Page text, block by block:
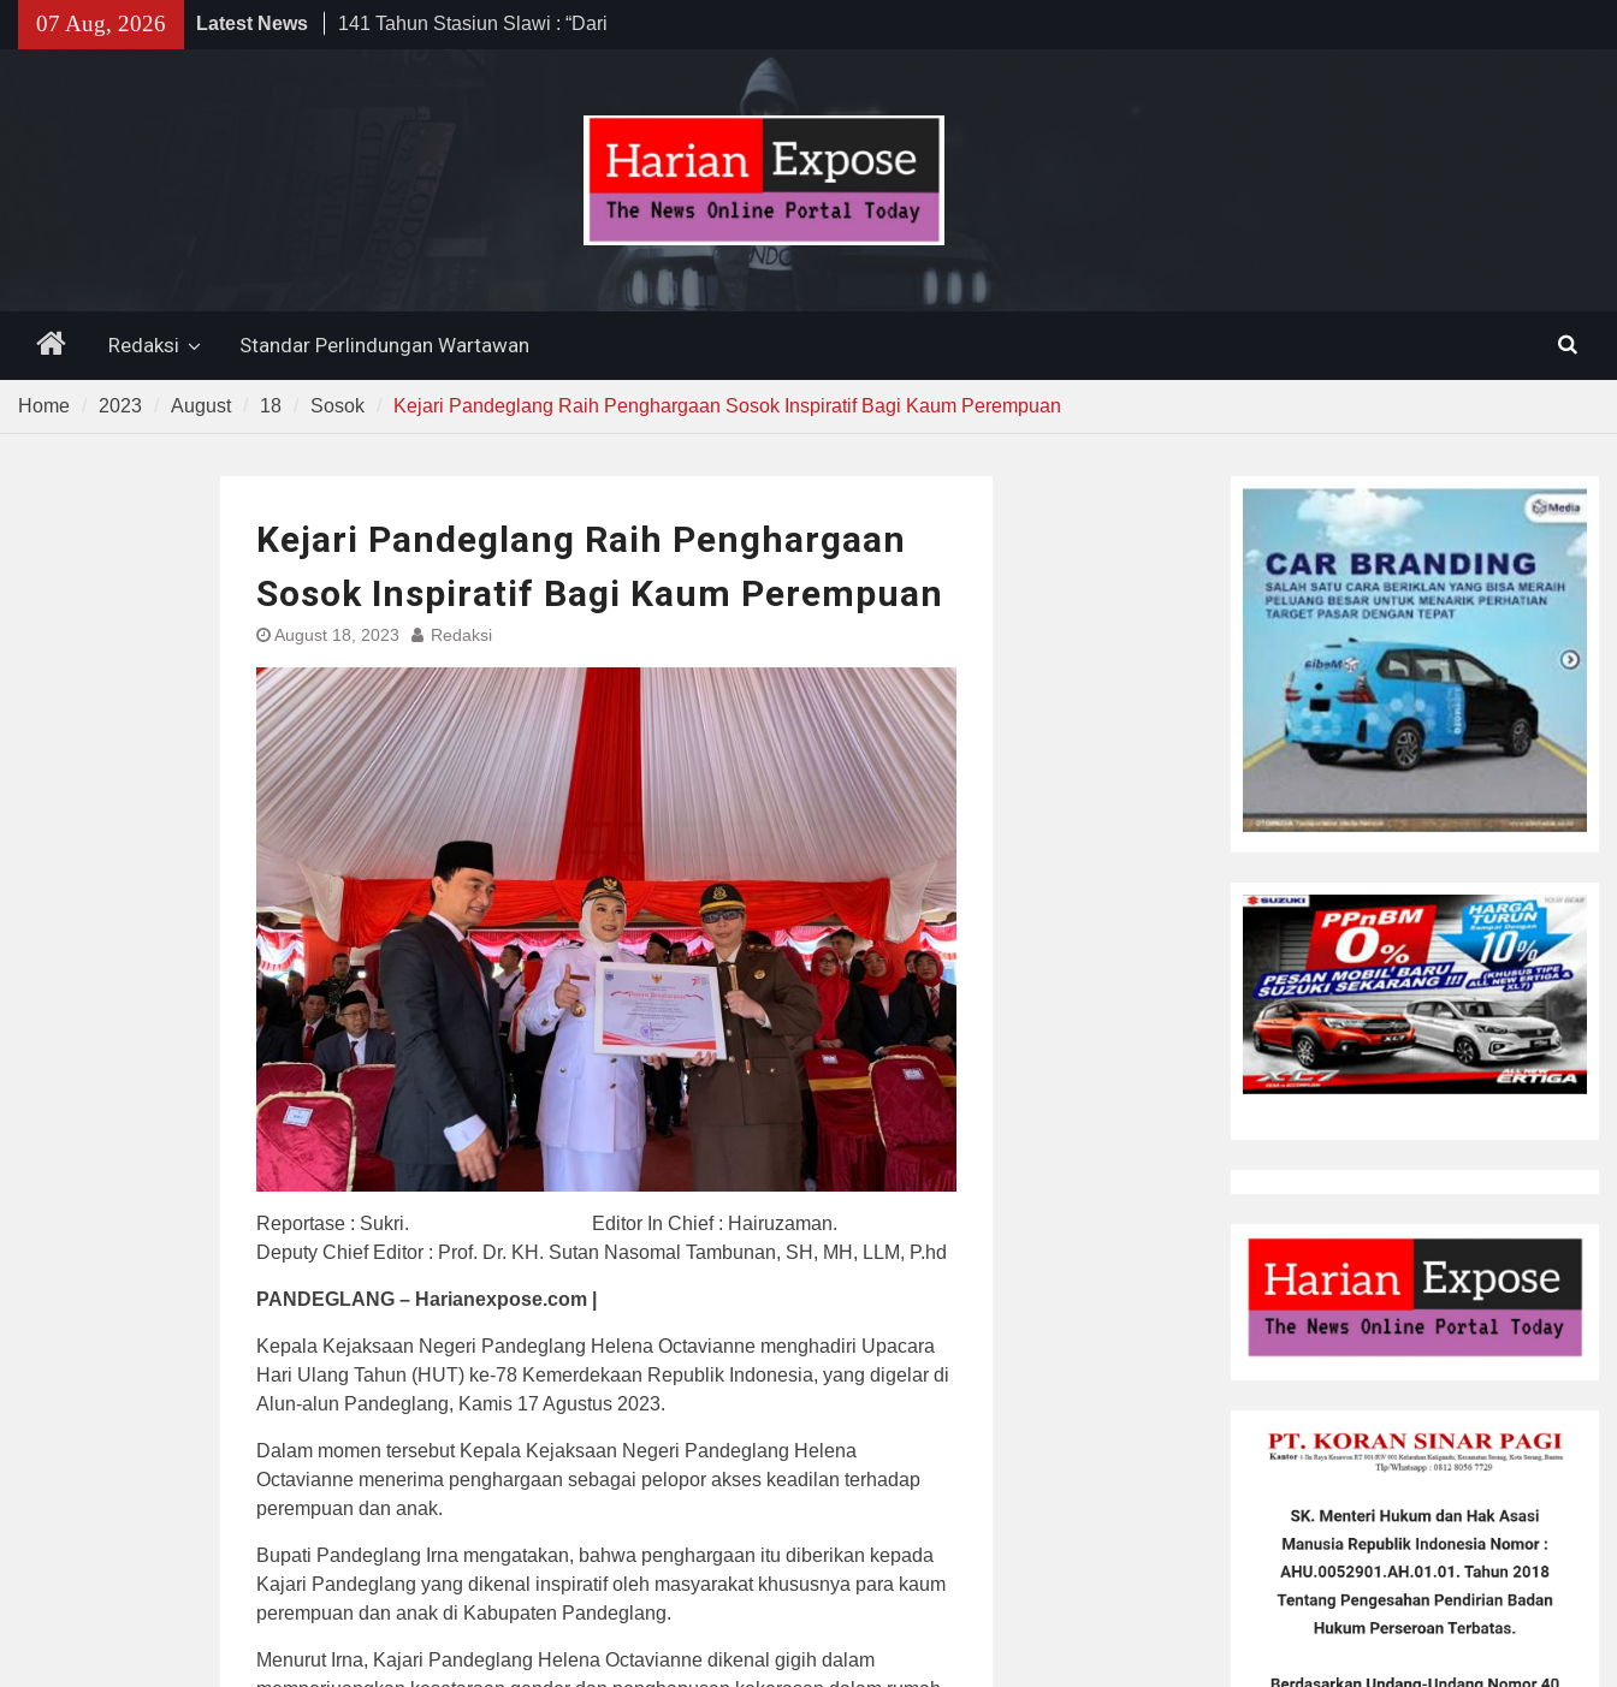
07 Aug, 2026 Latest News
141 Tahun Stasiun Slawi : “Dari
Pemkot Cilegon Dorong Efisiensi
Filosofi Memukul Bedug Sebelum
HomeRedaksi Standar Perlindungan Wartawan
Home 2023 August 18 Sosok Kejari Pandeglang Raih Penghargaan Sosok Inspiratif Bagi Kaum Perempuan
Kejari Pandeglang Raih Penghargaan
Sosok Inspiratif Bagi Kaum Perempuan
August 18, 2023 Redaksi
Reportase : Sukri. Editor In Chief : Hairuzaman.
Deputy Chief Editor : Prof. Dr. KH. Sutan Nasomal Tambunan, SH, MH, LLM, P.hd
PANDEGLANG – Harianexpose.com |
Kepala Kejaksaan Negeri Pandeglang Helena Octavianne menghadiri Upacara
Hari Ulang Tahun (HUT) ke-78 Kemerdekaan Republik Indonesia, yang digelar di
Alun-alun Pandeglang, Kamis 17 Agustus 2023.
Dalam momen tersebut Kepala Kejaksaan Negeri Pandeglang Helena
Octavianne menerima penghargaan sebagai pelopor akses keadilan terhadap
perempuan dan anak.
Bupati Pandeglang Irna mengatakan, bahwa penghargaan itu diberikan kepada
Kajari Pandeglang yang dikenal inspiratif oleh masyarakat khususnya para kaum
perempuan dan anak di Kabupaten Pandeglang.
Menurut Irna, Kajari Pandeglang Helena Octavianne dikenal gigih dalam